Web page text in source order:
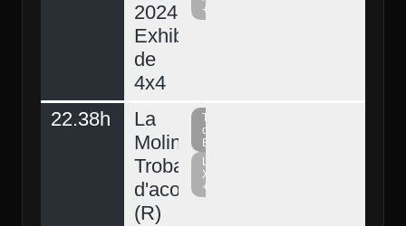
2024.
Exhibició
de
4x4
+
22.38h
La
Molina,
Trobada
d'acordionistes
(R)
Televisió
del
Berguedà
La
Xarxa
+